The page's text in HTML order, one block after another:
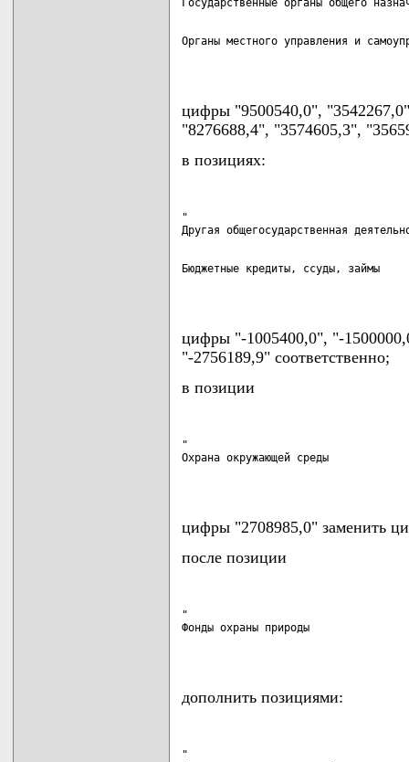
Органы местного управления и
цифры "9500540,0",
"8276688,4", "3574605,3",
в позициях:
"
Бюджетные кредиты, ссуды,
цифры "-1005400,0", "-
"-2756189,9" соответственно;
в позиции
"
Охрана окружающей среды
цифры "2708985,0" заменить
после позиции
"
Фонды охраны природы
дополнить позициями:
"